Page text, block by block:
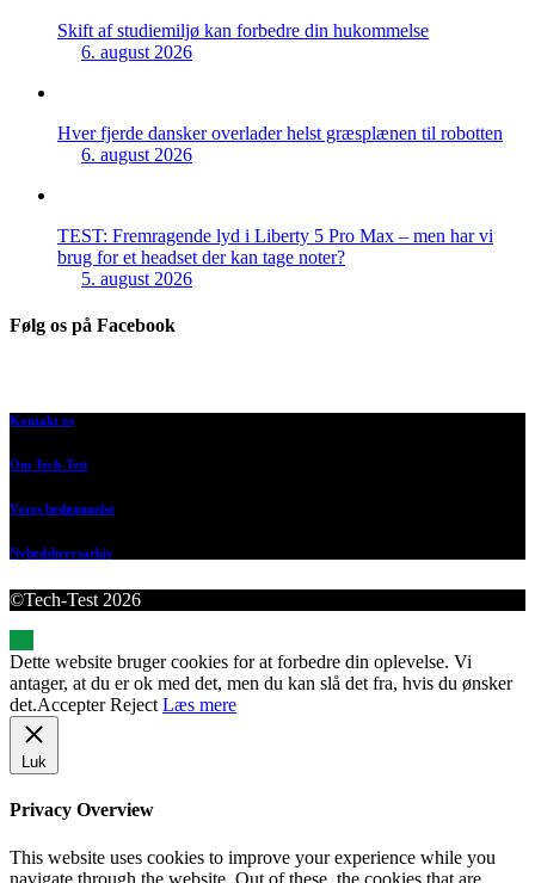
Skift af studiemiljø kan forbedre din hukommelse
6. august 2026
Hver fjerde dansker overlader helst græsplænen til robotten
6. august 2026
TEST: Fremragende lyd i Liberty 5 Pro Max – men har vi
brug for et headset der kan tage noter?
5. august 2026
Følg os på Facebook
Kontakt os
Om Tech-Test
Vores bedømmelse
Nyhedsbrevsarkiv
©Tech-Test 2026
Dette website bruger cookies for at forbedre din oplevelse. Vi
antager, at du er ok med det, men du kan slå det fra, hvis du ønsker
det.Accepter Reject Læs mere
Luk
Privacy Overview
This website uses cookies to improve your experience while you
navigate through the website. Out of these, the cookies that are